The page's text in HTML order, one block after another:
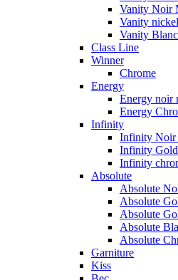
Vanity Noir
Vanity
Vanity
Class Line
Winner
Chrome
Energy
Energy noir
Energy
Infinity
Infinity Noir
Infinity
Infinity
Absolute
Absolute
Absolute
Absolute
Absolute
Absolute
Garniture
Kiss